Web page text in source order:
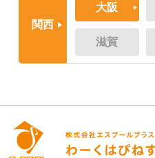
関西
大阪
滋賀